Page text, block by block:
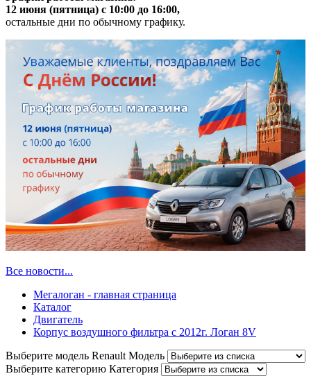
12 июня (пятница) с 10:00 до 16:00,
остальные дни по обычному графику.
Все новости...
Мегалоган - главная страница
Каталог
Двигатель
Корпус воздушного фильтра с 2012г. Логан 8V
Выберите модель Renault Модель
Выберите категорию Категория